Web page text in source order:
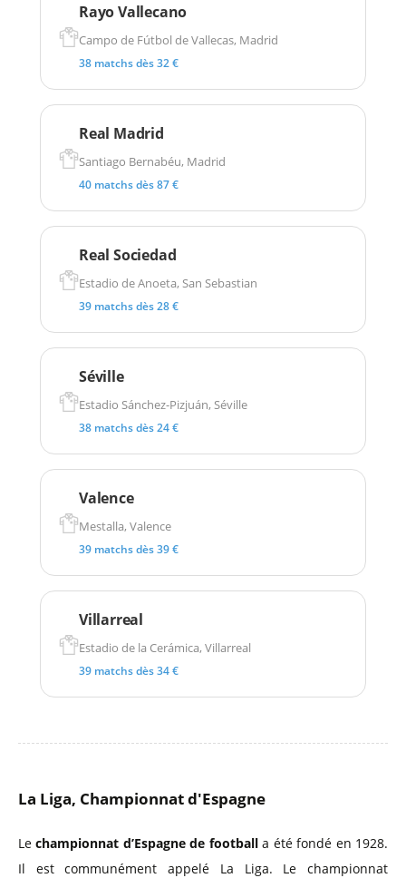
Rayo Vallecano
Campo de Fútbol de Vallecas, Madrid
38 matchs dès 32 €
Real Madrid
Santiago Bernabéu, Madrid
40 matchs dès 87 €
Real Sociedad
Estadio de Anoeta, San Sebastian
39 matchs dès 28 €
Séville
Estadio Sánchez-Pizjuán, Séville
38 matchs dès 24 €
Valence
Mestalla, Valence
39 matchs dès 39 €
Villarreal
Estadio de la Cerámica, Villarreal
39 matchs dès 34 €
La Liga, Championnat d'Espagne
Lechampionnat d’Espagne de footballa été fondé en 1928.
Il est communément appelé La Liga. Le championnat